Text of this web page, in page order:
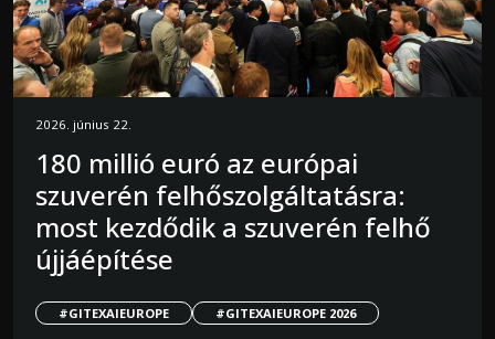
2026. június 22.
180 millió euró az európai
szuverén felhőszolgáltatásra:
most kezdődik a szuverén felhő
újjáépítése
#GITEXAIEUROPE #GITEXAIEUROPE 2026